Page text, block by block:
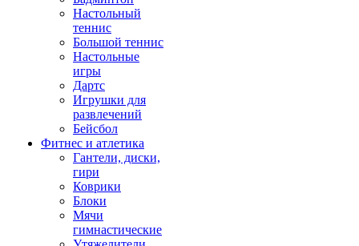
Настольный
теннис
Большой теннис
Настольные
игры
Дартс
Игрушки для
развлечений
Бейсбол
Фитнес и атлетика
Гантели, диски,
гири
Коврики
Блоки
Мячи
гимнастические